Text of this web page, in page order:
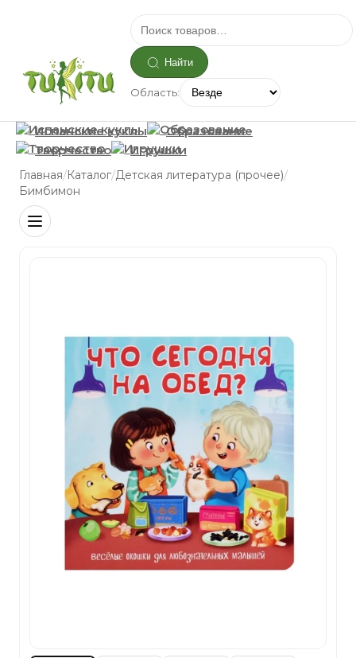
Найти
Область:
Испанские куклы
Образование
Творчество
Игрушки
Главная/Каталог/Детская литература (прочее)/
Бимбимон